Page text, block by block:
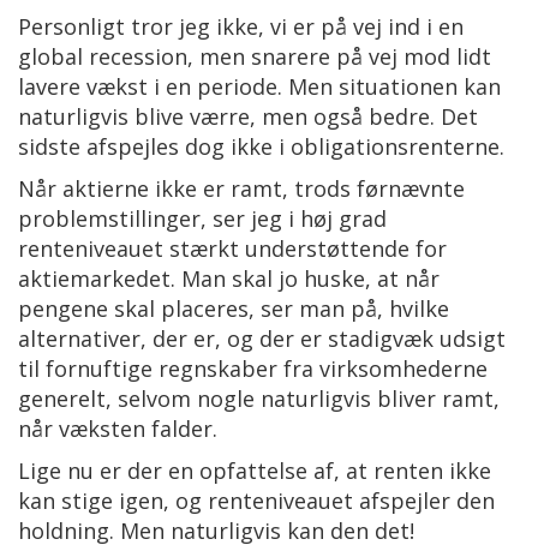
Personligt tror jeg ikke, vi er på vej ind i en
global recession, men snarere på vej mod lidt
lavere vækst i en periode. Men situationen kan
naturligvis blive værre, men også bedre. Det
sidste afspejles dog ikke i obligationsrenterne.
Når aktierne ikke er ramt, trods førnævnte
problemstillinger, ser jeg i høj grad
renteniveauet stærkt understøttende for
aktiemarkedet. Man skal jo huske, at når
pengene skal placeres, ser man på, hvilke
alternativer, der er, og der er stadigvæk udsigt
til fornuftige regnskaber fra virksomhederne
generelt, selvom nogle naturligvis bliver ramt,
når væksten falder.
Lige nu er der en opfattelse af, at renten ikke
kan stige igen, og renteniveauet afspejler den
holdning. Men naturligvis kan den det!